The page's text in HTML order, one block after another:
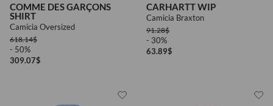
COMME DES GARÇONS
SHIRT
Camicia Oversized
618.14$
- 50%
309.07$
CARHARTT WIP
Camicia Braxton
91.28$
- 30%
63.89$